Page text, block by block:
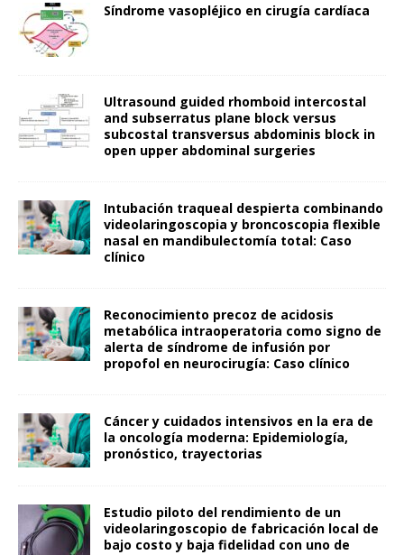
Síndrome vasopléjico en cirugía cardíaca
Ultrasound guided rhomboid intercostal
and subserratus plane block versus
subcostal transversus abdominis block in
open upper abdominal surgeries
Intubación traqueal despierta combinando
videolaringoscopia y broncoscopia flexible
nasal en mandibulectomía total: Caso
clínico
Reconocimiento precoz de acidosis
metabólica intraoperatoria como signo de
alerta de síndrome de infusión por
propofol en neurocirugía: Caso clínico
Cáncer y cuidados intensivos en la era de
la oncología moderna: Epidemiología,
pronóstico, trayectorias
Estudio piloto del rendimiento de un
videolaringoscopio de fabricación local de
bajo costo y baja fidelidad con uno de